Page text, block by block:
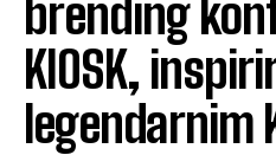
brending
KIOSK,
legendarnim